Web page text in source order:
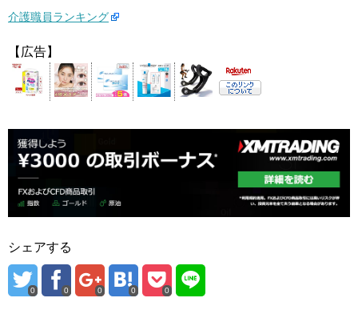
介護職員ランキング
【広告】
シェアする
0 0 0 0 0